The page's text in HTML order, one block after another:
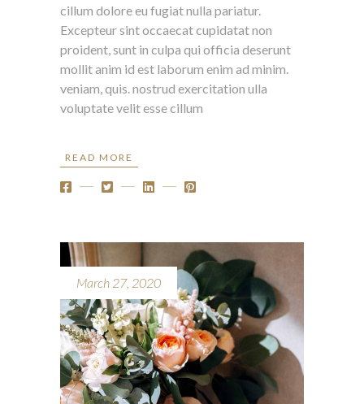
cillum dolore eu fugiat nulla pariatur.
Excepteur sint occaecat cupidatat non
proident, sunt in culpa qui officia deserunt
mollit anim id est laborum enim ad minim.
veniam, quis. nostrud exercitation ulla
voluptate velit esse cillum
READ MORE
March 27, 2020